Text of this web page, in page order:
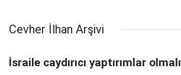
Cevher İlhan Arşivi
İsraile caydırıcı yaptırımlar olmalı